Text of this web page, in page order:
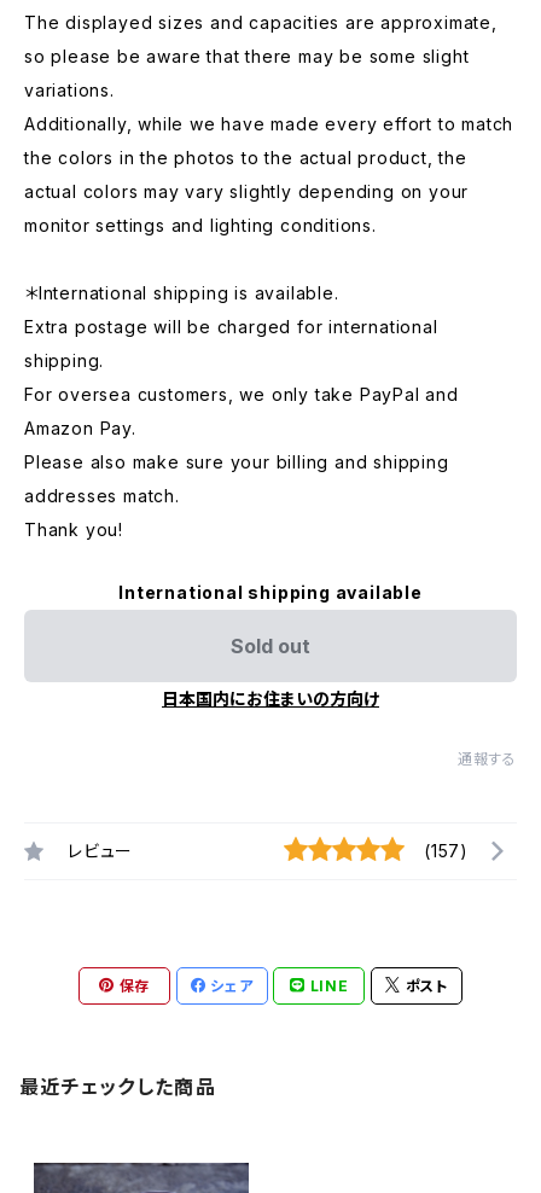
The displayed sizes and capacities are approximate,
so please be aware that there may be some slight
variations.
Additionally, while we have made every effort to match
the colors in the photos to the actual product, the
actual colors may vary slightly depending on your
monitor settings and lighting conditions.
＊International shipping is available.
Extra postage will be charged for international
shipping.
For oversea customers, we only take PayPal and
Amazon Pay.
Please also make sure your billing and shipping
addresses match.
Thank you!
International shipping available
Sold out
日本国内にお住まいの方向け
通報する
レビュー (157)
保存 シェア LINE ポスト
最近チェックした商品